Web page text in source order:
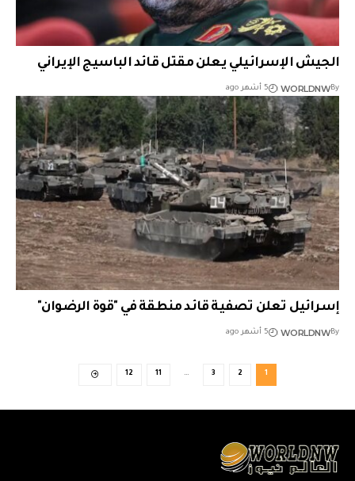
الجيش الإسرائيلي يعلن مقتل قائد الباسيج الإيراني
By
WORLDNW 5 أشهر ago
إسرائيل تعلن تصفية قائد منطقة في "قوة الرضوان"
By
WORLDNW 5 أشهر ago
1
2
3
…
11
12